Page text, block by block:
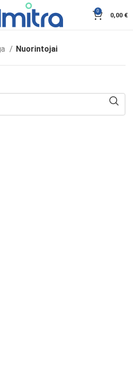
0
0,00 €
Nuorintojai